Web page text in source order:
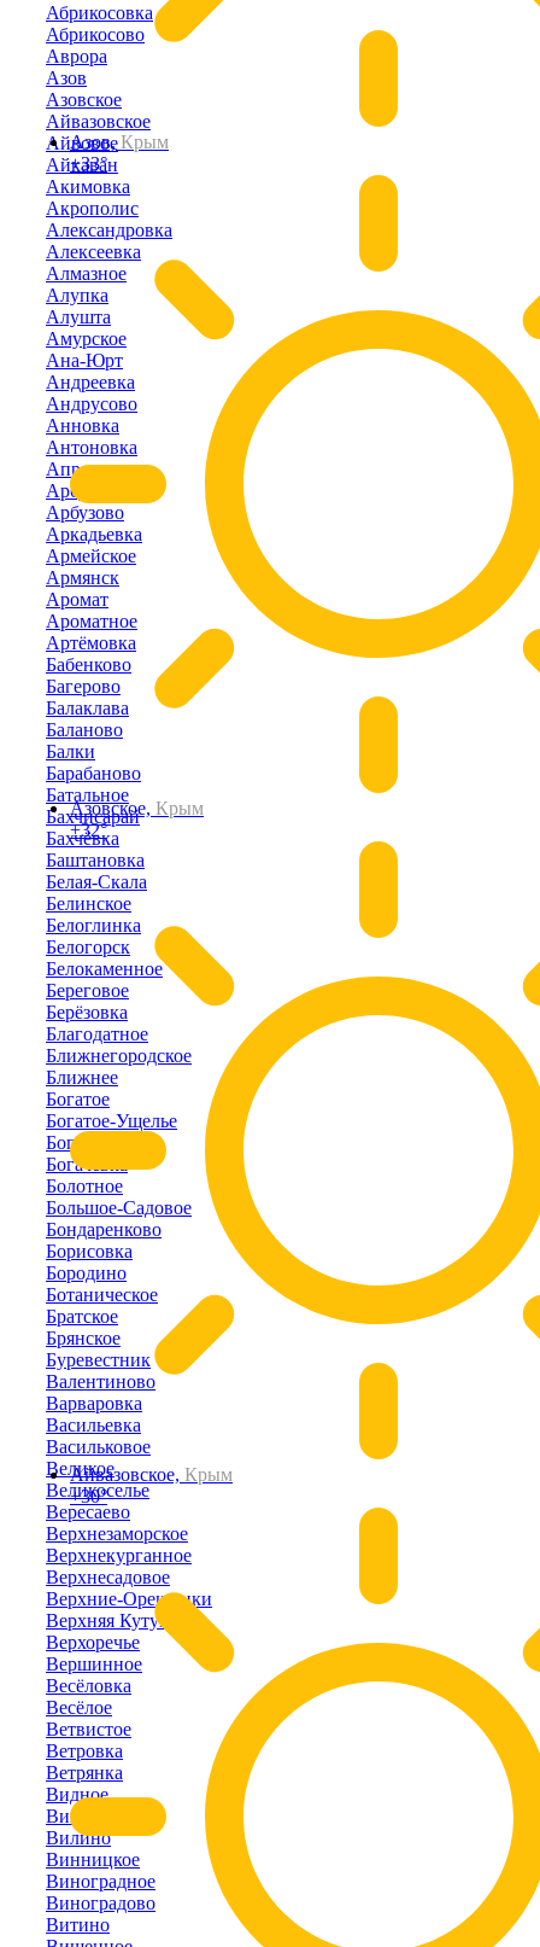
Азов,Крым
+33°
Азовское, Крым
+32°
Айвазовское, Крым
+30°
Абрикосовка
Абрикосово
Аврора
Азов
Азовское
Айвазовское
Айвовое
Айкаван
Акимовка
Акрополис
Александровка
Алексеевка
Алмазное
Алупка
Алушта
Амурское
Ана-Юрт
Андреевка
Андрусово
Анновка
Антоновка
Апрелевка
Арбузовка
Арбузово
Аркадьевка
Армейское
Армянск
Аромат
Ароматное
Артёмовка
Бабенково
Багерово
Балаклава
Баланово
Балки
Барабаново
Батальное
Бахчисарай
Бахчёвка
Баштановка
Белая-Скала
Белинское
Белоглинка
Белогорск
Белокаменное
Береговое
Берёзовка
Благодатное
Ближнегородское
Ближнее
Богатое
Богатое-Ущелье
Богатырь
Богачёвка
Болотное
Большое-Садовое
Бондаренково
Борисовка
Бородино
Ботаническое
Братское
Брянское
Буревестник
Валентиново
Варваровка
Васильевка
Васильковое
Великое
Великоселье
Вересаево
Верхнезаморское
Верхнекурганное
Верхнесадовое
Верхние-Орешники
Верхняя Кутузовка
Верхоречье
Вершинное
Весёловка
Весёлое
Ветвистое
Ветровка
Ветрянка
Видное
Викторовка
Вилино
Винницкое
Виноградное
Виноградово
Витино